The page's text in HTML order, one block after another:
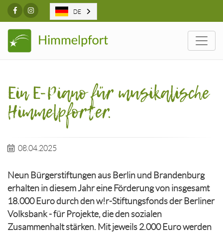
FacebookInstagram
Ein E-Piano für musikalische
Himmelpforter.
08.04.2025
Neun Bürgerstiftungen aus Berlin und Brandenburg
erhalten in diesem Jahr eine Förderung von insgesamt
18.000 Euro durch den w!r-Stiftungsfonds der Berliner
Volksbank - für Projekte, die den sozialen
Zusammenhalt stärken. Mit jeweils 2.000 Euro werden
DE